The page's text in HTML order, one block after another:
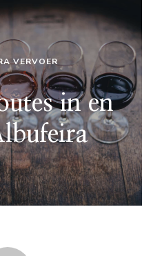
VERVOER
in en